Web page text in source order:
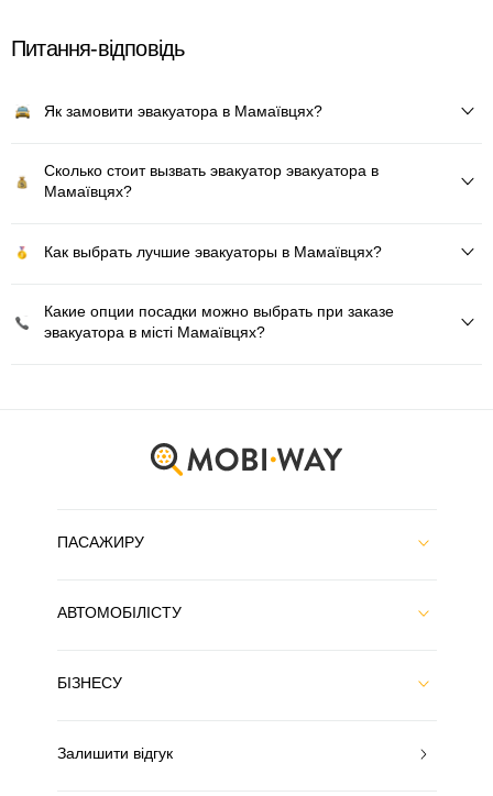
Питання-відповідь
Як замовити эвакуатора в Мамаївцях?
Сколько стоит вызвать эвакуатор эвакуатора в
Мамаївцях?
Как выбрать лучшие эвакуаторы в Мамаївцях?
Какие опции посадки можно выбрать при заказе
эвакуатора в місті Мамаївцях?
ПАСАЖИРУ
АВТОМОБІЛІСТУ
БІЗНЕСУ
Залишити відгук